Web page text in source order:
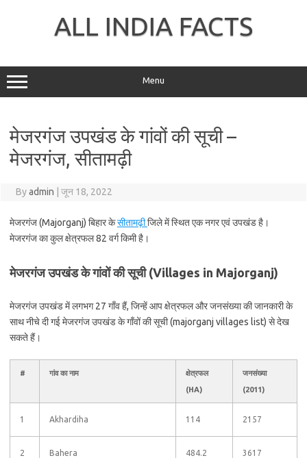
ALL INDIA FACTS
Menu
मेजरगंज उपखंड के गांवों की सूची –
मेजरगंज, सीतामढ़ी
Byadmin जून 18, 2022
मेजरगंज (Majorganj) बिहार केसीतामढ़ीजिले में स्थित एक नगर एवं उपखंड है।
मेजरगंज का कुल क्षेत्रफल 82 वर्ग किमी है।
मेजरगंज उपखंड के गांवों की सूची (Villages in Majorganj)
मेजरगंज उपखंड में लगभग 27 गाँव हैं, जिन्हें आप क्षेत्रफल और जनसंख्या की जानकारी के
साथ नीचे दी गई मेजरगंज उपखंड के गाँवों की सूची (majorganj villages list) से देख
सकते हैं।
# गांव का नाम
क्षेत्रफल
(HA)
जनसंख्या
(2011)
1 Akhardiha 114 2157
2 Bahera 484.2 3617